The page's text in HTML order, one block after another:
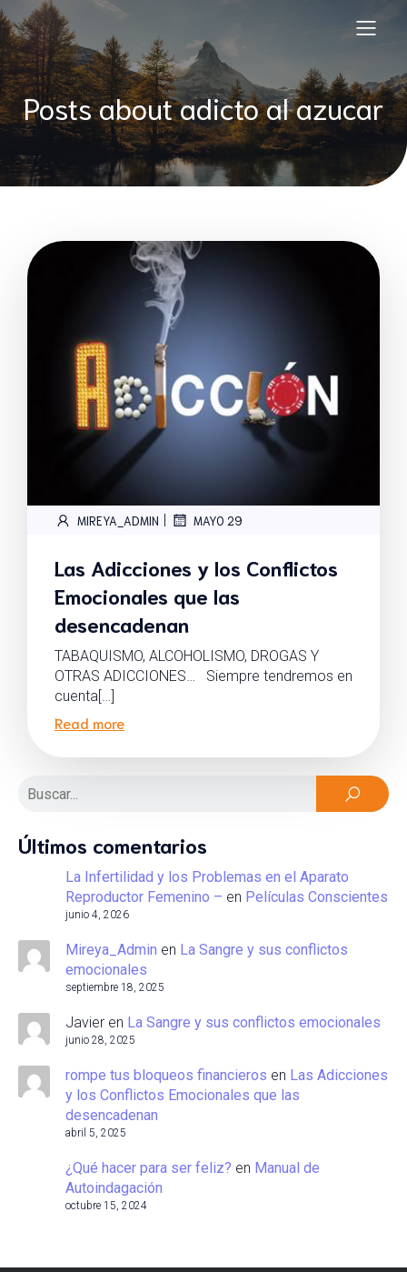
Posts about adicto al azucar
MIREYA_ADMIN | MAYO 29
Las Adicciones y los Conflictos
Emocionales que las
desencadenan
TABAQUISMO, ALCOHOLISMO, DROGAS Y
OTRAS ADICCIONES… Siempre tendremos en
cuenta[…]
Read more
Últimos comentarios
La Infertilidad y los Problemas en el Aparato
Reproductor Femenino – en Películas Conscientes
junio 4, 2026
Mireya_Admin en La Sangre y sus conflictos
emocionales
septiembre 18, 2025
Javier en La Sangre y sus conflictos emocionales
junio 28, 2025
rompe tus bloqueos financieros en Las Adicciones
y los Conflictos Emocionales que las
desencadenan
abril 5, 2025
¿Qué hacer para ser feliz? en Manual de
Autoindagación
octubre 15, 2024